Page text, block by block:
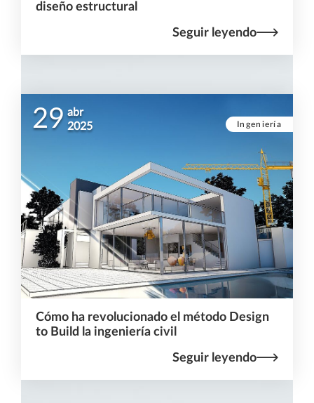
diseño estructural
Seguir leyendo
Ingeniería
29 abr
2025
Cómo ha revolucionado el método Design
to Build la ingeniería civil
Seguir leyendo